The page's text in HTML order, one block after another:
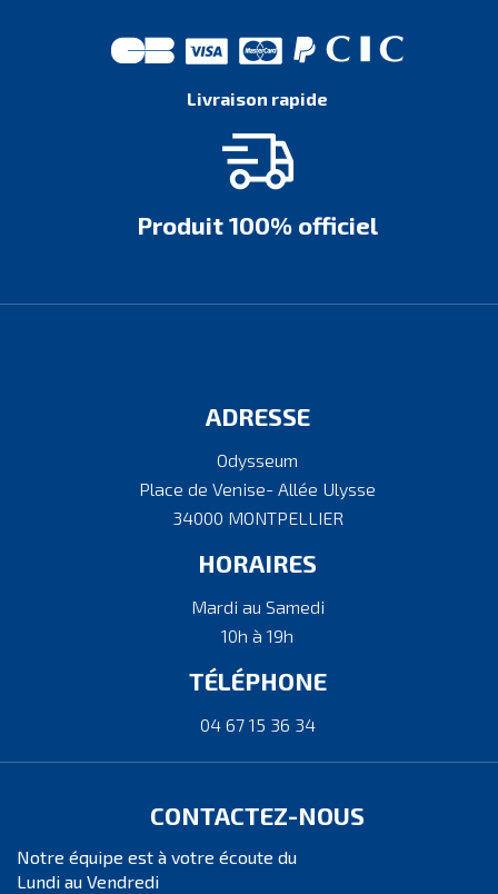
Livraison rapide
Produit 100% officiel
ADRESSE
Odysseum
Place de Venise- Allée Ulysse
34000 MONTPELLIER
HORAIRES
Mardi au Samedi
10h à 19h
TÉLÉPHONE
04 67 15 36 34
CONTACTEZ-NOUS
Notre équipe est à votre écoute du
Lundi au Vendredi